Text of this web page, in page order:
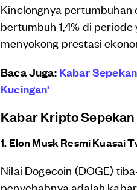
Kinclongnya pertumbuhan
bertumbuh 1,4% di
menyokong prestasi
Baca Juga:Kabar
Kucingan'
Kabar Kripto Sepekan
1. Elon Musk Resmi Kuasai
Nilai Dogecoin (DOGE)
penyebabnya adalah